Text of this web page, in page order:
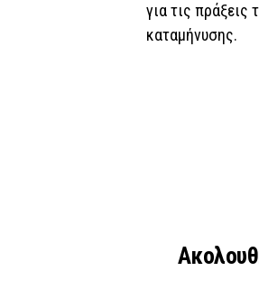
για τις πράξεις
καταμήνυσης.